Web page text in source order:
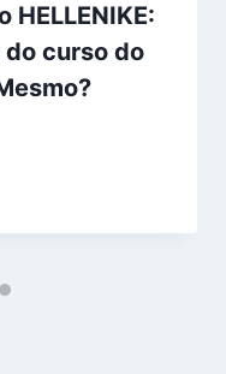
HELLENIKE:
do curso do